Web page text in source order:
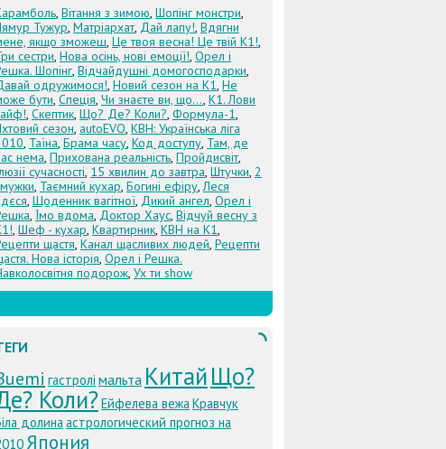
, Вітання з зимою, Шопінг монстри,
Тужур, Матріархат, Дай лапу!, Вдягни
якщо зможеш, Це твоя весна! Це твій К1!,
сестри, Нова осінь, нові емоції!, Орел і
Шопінг, Відчайдушні домогосподарки,
одружимося!, Новий сезон на К1, Не
бути, Спеція, Чи знаєте ви, що..., К1. Лови
, Скептик, Що? Де? Коли?, Формула-1,
сезон, autoEVO, КВН: Українська ліга
, Таїна, Брама часу, Код доступу, Там, де
нема, Прихована реальність, Пройдисвіт,
сучасності, 15 хвилин до завтра, Штучки, 2
, Таємний кухар, Богині ефіру,Леся
, Щоденник вагітної, Дикий ангел, Орел і
, Їмо вдома, Доктор Хаус, Відчуй весну з
, Шеф - кухар, Квартирник, КВН на К1,
щастя, Канал щасливих людей, Рецепти
Нова історія, Орел і Решка.
подорож, Ух ти show
гастролі мальта КитайЩо?
Коли?Ейфелева вежаКравчук
долинаастрологический прогноз на
Япония